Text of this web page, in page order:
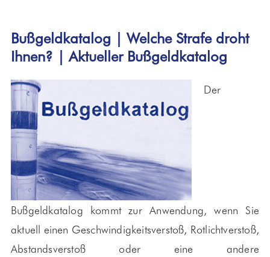
Bußgeldkatalog | Welche Strafe droht
Ihnen? | Aktueller Bußgeldkatalog
Der
Bußgeldkatalog kommt zur Anwendung, wenn Sie
aktuell einen Geschwindigkeitsverstoß, Rotlichtverstoß,
Abstandsverstoß oder eine andere